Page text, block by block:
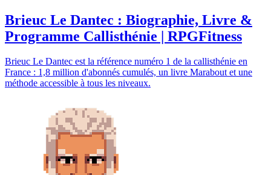
Brieuc Le Dantec : Biographie, Livre &
Programme Callisthénie | RPGFitness
Brieuc Le Dantec est la référence numéro 1 de la callisthénie en
France : 1,8 million d'abonnés cumulés, un livre Marabout et une
méthode accessible à tous les niveaux.